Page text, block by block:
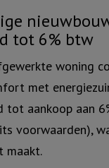
tot 6% btw
woning
met
tot aankoop aan
voorwaarden),
maakt.